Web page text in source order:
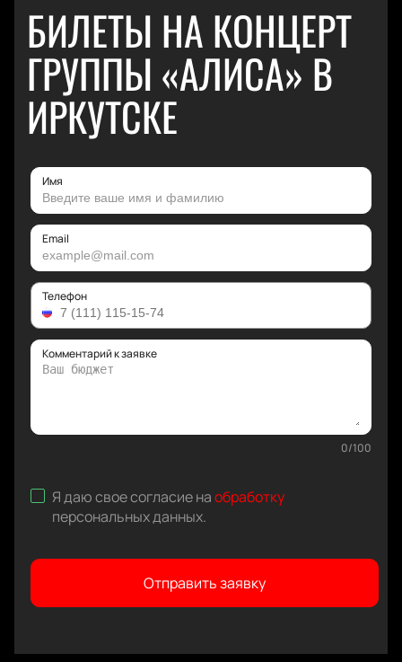
БИЛЕТЫ НА КОНЦЕРТ
ГРУППЫ «АЛИСА» В
ИРКУТСКЕ
Имя
Email
Телефон
Комментарий к заявке
0/100
Я даю свое согласие наобработку
персональных данных.
Отправить заявку